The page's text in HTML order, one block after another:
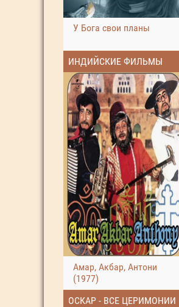
У Бога свои планы
ИНДИЙСКИЕ ФИЛЬМЫ
Амар, Акбар, Антони
(1977)
ОСКАР - ВСЕ ЦЕРИМОНИИ